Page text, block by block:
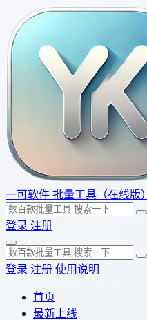
一可软件 批量工具（在线版）
登录 注册
登录 注册 使用说明
首页
最新上线